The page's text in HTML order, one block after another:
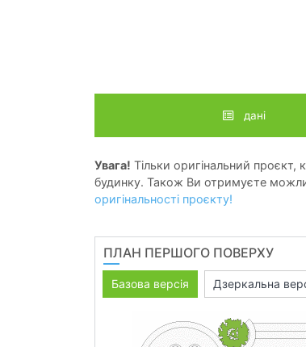
дані
Увага! Тільки оригінальний проєкт,
будинку. Також Ви отримуєте
оригінальності проєкту!
ПЛАН ПЕРШОГО ПОВЕРХУ
Базова версія Дзеркальна